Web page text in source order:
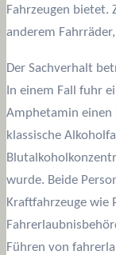
Fahrzeugen bietet.
anderem
Der Sachverhalt
In einem Fall fuhr
Amphetamin einen
klassische
wurde. Beide
Kraftfahrzeuge wie
Führen von